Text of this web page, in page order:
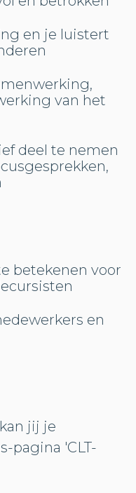
en je luistert
van het
deel te nemen
betekenen voor
en
jij je
pagina 'CLT-